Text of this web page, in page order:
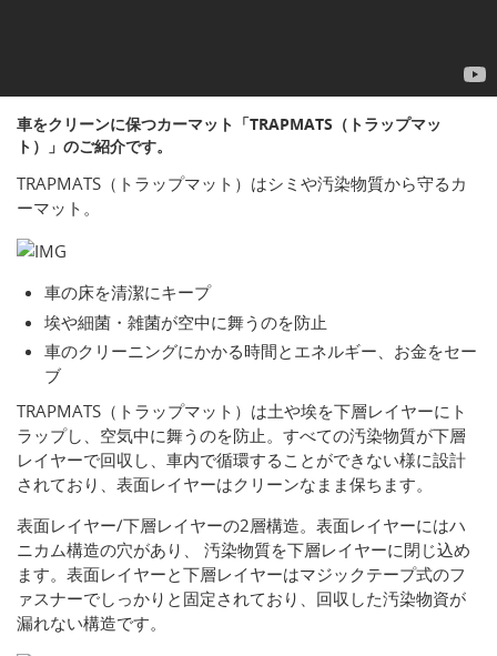
車をクリーンに保つカーマット「TRAPMATS（トラップマッ
ト）」のご紹介です。
TRAPMATS（トラップマット）はシミや汚染物質から守るカ
ーマット。
車の床を清潔にキープ
埃や細菌・雑菌が空中に舞うのを防止
車のクリーニングにかかる時間とエネルギー、お金をセー
ブ
TRAPMATS（トラップマット）は土や埃を下層レイヤーにト
ラップし、空気中に舞うのを防止。すべての汚染物質が下層
レイヤーで回収し、車内で循環することができない様に設計
されており、表面レイヤーはクリーンなまま保ちます。
表面レイヤー/下層レイヤーの2層構造。表面レイヤーにはハ
ニカム構造の穴があり、 汚染物質を下層レイヤーに閉じ込め
ます。表面レイヤーと下層レイヤーはマジックテープ式のフ
ァスナーでしっかりと固定されており、回収した汚染物資が
漏れない構造です。